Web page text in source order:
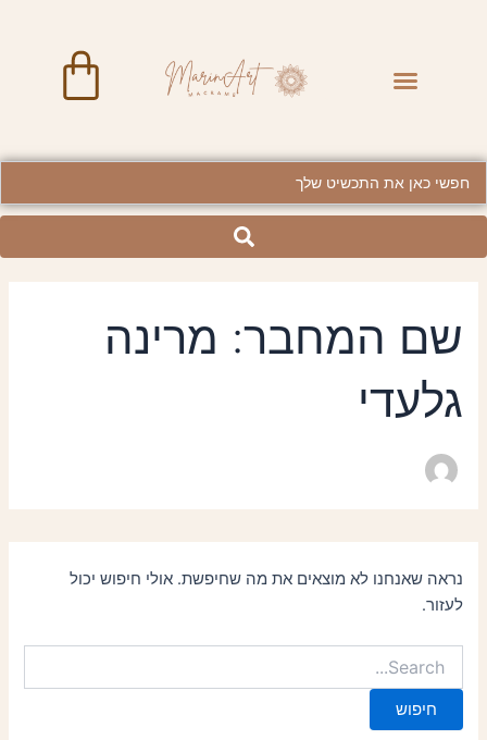
Menu
שם המחבר: מרינה
גלעדי
נראה שאנחנו לא מוצאים את מה שחיפשת. אולי חיפוש יכול
לעזור.